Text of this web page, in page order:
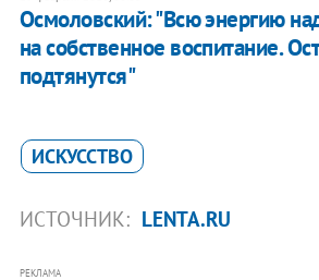
Осмоловский: "Всю энергию
на собственное воспитание.
подтянутся"
ИСКУССТВО
ИСТОЧНИК: LENTA.RU
РЕКЛАМА